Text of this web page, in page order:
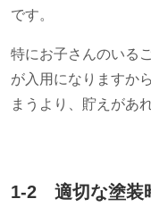
です。
特にお子さんのいる
が入用になりますか
まうより、貯えがあ
1-2 適切な塗装